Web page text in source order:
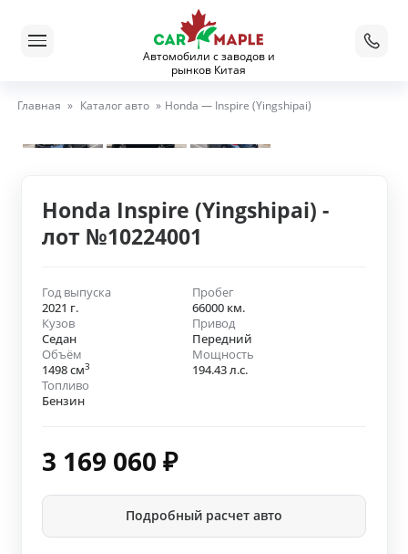
Автомобили с заводов и
рынков Китая
Главная » Каталог авто » Honda — Inspire (Yingshipai)
Honda Inspire (Yingshipai) -
лот №10224001
Год выпуска
2021 г.
Пробег
66000 км.
Кузов
Седан
Привод
Передний
Объём
1498 см3
Мощность
194.43 л.с.
Топливо
Бензин
3 169 060 ₽
Подробный расчет авто